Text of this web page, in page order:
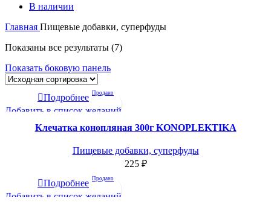
В наличии
Главная Пищевые добавки, суперфуды
Показаны все результаты (7)
Показать боковую панель
Продано
Подробнее
Добавить в список желаний
Клечатка конопляная 300г KONOPLEKTIKA
Пищевые добавки, суперфуды
225 ₽
Продано
Подробнее
Добавить в список желаний